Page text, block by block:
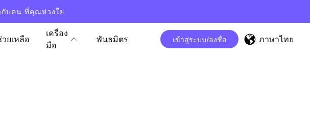
กับคน ที่คุณห่วงใย
ยเหลือ
เครื่อง
มือ
พันธมิตร เข้าสู่ระบบ/ลงชื่อ ภาษาไทย